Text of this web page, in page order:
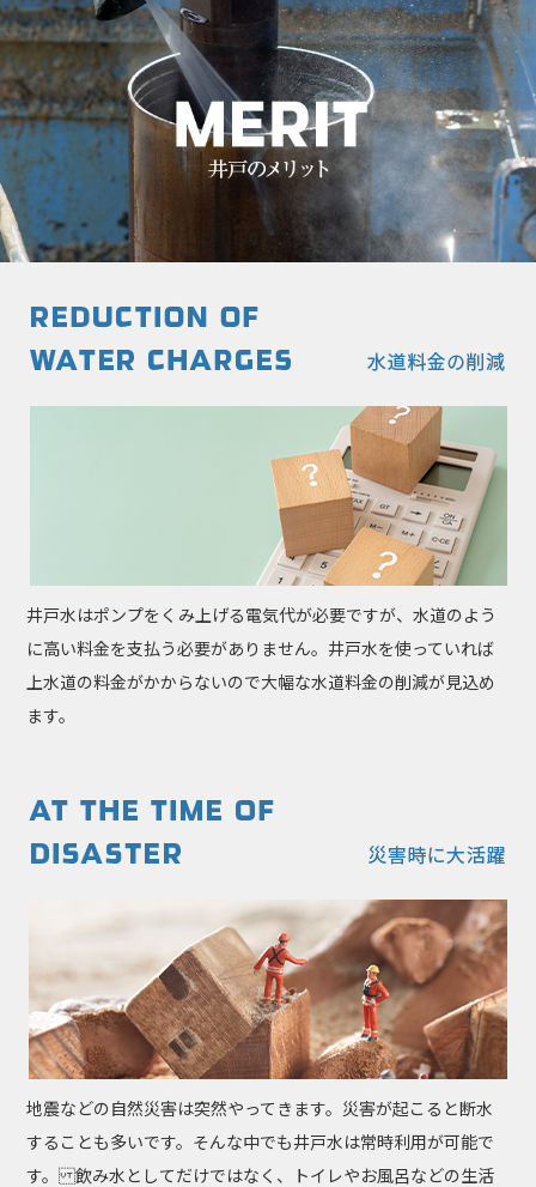
井戸水はポンプをくみ上げる電気代が必要ですが、水道のよう
に高い料金を支払う必要がありません。井戸水を使っていれば
上水道の料金がかからないので大幅な水道料金の削減が見込め
ます。
地震などの自然災害は突然やってきます。災害が起こると断水
することも多いです。そんな中でも井戸水は常時利用が可能で
す。 飲み水としてだけではなく、トイレやお風呂などの生活